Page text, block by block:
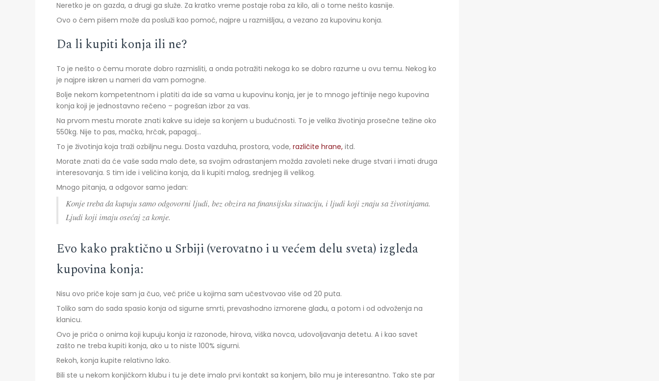
Neretko je on gazda, a drugi ga služe. Za kratko vreme postaje roba za kilo, ali o tome nešto kasnije.
Ovo o čem pišem može da posluži kao pomoć, najpre u razmišljau, a vezano za kupovinu konja.
Da li kupiti konja ili ne?
To je nešto o čemu morate dobro razmisliti, a onda potražiti nekoga ko se dobro razume u ovu temu. Nekog ko
je najpre iskren u nameri da vam pomogne.
Bolje nekom kompetentnom i platiti da ide sa vama u kupovinu konja, jer je to mnogo jeftinije nego kupovina
konja koji je jednostavno rečeno – pogrešan izbor za vas.
Na prvom mestu morate znati kakve su ideje sa konjem u budućnosti. To je velika životinja prosečne težine oko
550kg. Nije to pas, mačka, hrčak, papagaj…
To je životinja koja traži ozbiljnu negu. Dosta vazduha, prostora, vode,različite hrane, itd.
Morate znati da će vaše sada malo dete, sa svojim odrastanjem možda zavoleti neke druge stvari i imati druga
interesovanja. S tim ide i veličina konja, da li kupiti malog, srednjeg ili velikog.
Mnogo pitanja, a odgovor samo jedan:
Konje treba da kupuju samo odgovorni ljudi, bez obzira na finansijsku situaciju, i ljudi koji znaju sa životinjama.
Ljudi koji imaju osećaj za konje.
Evo kako praktično u Srbiji (verovatno i u većem delu sveta) izgleda
kupovina konja:
Nisu ovo priče koje sam ja čuo, već priče u kojima sam učestvovao više od 20 puta.
Toliko sam do sada spasio konja od sigurne smrti, prevashodno izmorene glađu, a potom i od odvoženja na
klanicu.
Ovo je priča o onima koji kupuju konja iz razonode, hirova, viška novca, udovoljavanja detetu. A i kao savet
zašto ne treba kupiti konja, ako u to niste 100% sigurni.
Rekoh, konja kupite relativno lako.
Bili ste u nekom konjičkom klubu i tu je dete imalo prvi kontakt sa konjem, bilo mu je interesantno. Tako ste par